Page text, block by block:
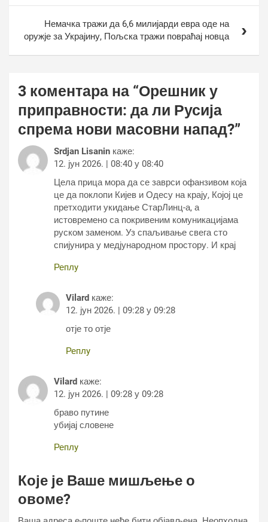
Немачка тражи да 6,6 милијарди евра оде на
оружје за Украјину, Пољска тражи повраћај новца
3 коментара на “Орешник у
приправности: да ли Русија
спрема нови масовни напад?”
Srdjan Lisanin каже:
12. јун 2026. | 08:40 у 08:40
Цела прица мора да се заврси офанзивом која
це да поклопи Кијев и Одесу на крају, Којој це
претходити укидање СтарЛинц-а, а
истовремено са покривеним комуникацијама
руском заменом. Уз спаљивање свега сто
спијунира у медјународном простору. И крај
Реплy
Vilard каже:
12. јун 2026. | 09:28 у 09:28
отје то отје
Реплy
Vilard каже:
12. јун 2026. | 09:28 у 09:28
браво путине
убијај словене
Реплy
Које је Ваше мишљење о
овоме?